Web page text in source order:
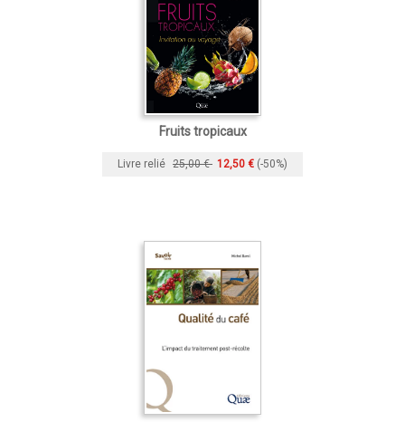
Fruits tropicaux
Livre relié 25,00 € 12,50 € (-50%)